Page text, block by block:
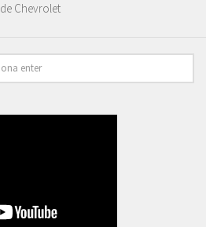
de Chevrolet